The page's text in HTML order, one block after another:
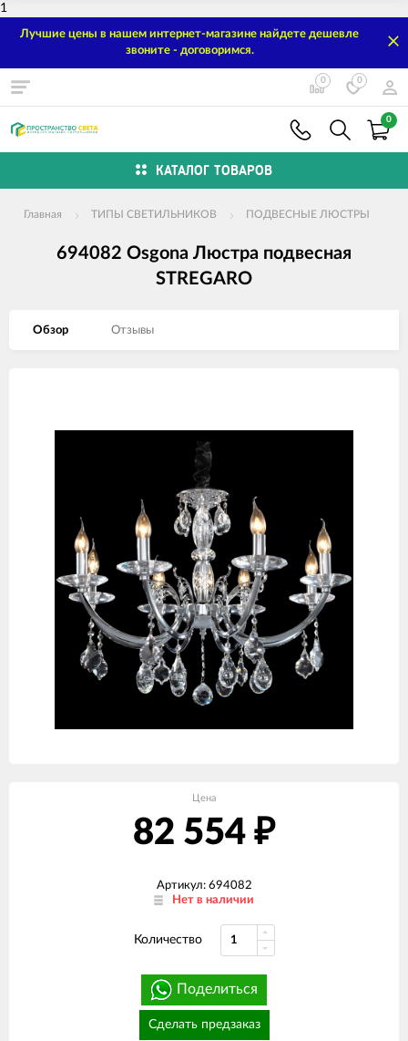
1
Лучшие цены в нашем интернет-магазине найдете дешевле
звоните - договоримся.
0 0
0
КАТАЛОГ ТОВАРОВ
Главная ТИПЫ СВЕТИЛЬНИКОВ ПОДВЕСНЫЕ ЛЮСТРЫ
694082 Osgona Люстра подвесная
STREGARO
Обзор Отзывы
Цена
82 554 ₽
Артикул: 694082
Нет в наличии
Количество
Поделиться
Сделать предзаказ